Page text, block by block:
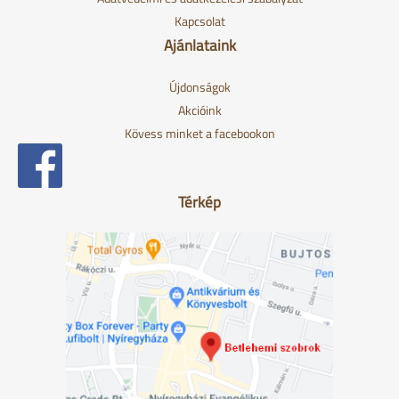
Kapcsolat
Ajánlataink
Újdonságok
Akcióink
Kövess minket a facebookon
Térkép